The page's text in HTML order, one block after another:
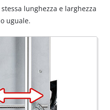
lunghezza e larghezza
uguale.